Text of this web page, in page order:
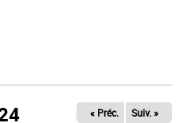
« Préc. Suiv. »